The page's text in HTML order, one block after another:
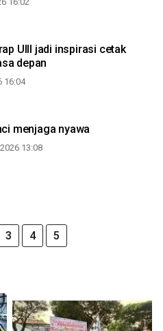
UIII jadi inspirasi cetak
depan
16:04
menjaga nyawa
13:08
3 4 5